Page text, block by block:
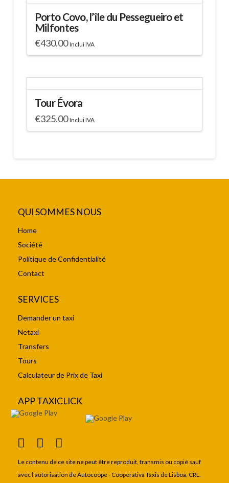
Porto Covo, l’île du Pessegueiro et
Milfontes
€430.00 Inclui IVA
Tour Évora
€325.00 Inclui IVA
QUI SOMMES NOUS
Home
Société
Politique de Confidentialité
Contact
SERVICES
Demander un taxi
Netaxi
Transfers
Tours
Calculateur de Prix de Taxi
APP TAXICLICK
Le contenu de ce site ne peut être reproduit, transmis ou copié sauf
avec l'autorisation de Autocoope - Cooperativa Táxis de Lisboa, CRL.